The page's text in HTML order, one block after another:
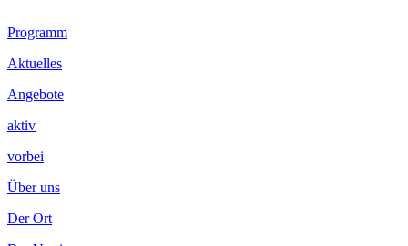
Footer
Inhalt
Programm
Aktuelles
Angebote
aktiv
vorbei
Über uns
Der Ort